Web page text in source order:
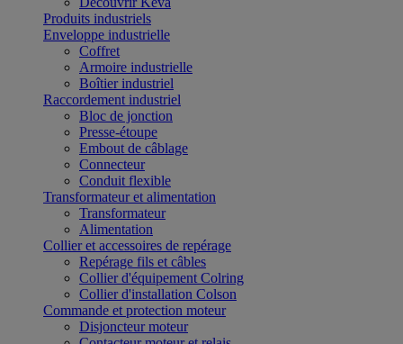
Produits industriels
Enveloppe industrielle
Coffret
Armoire industrielle
Boîtier industriel
Raccordement industriel
Bloc de jonction
Presse-étoupe
Embout de câblage
Connecteur
Conduit flexible
Transformateur et alimentation
Transformateur
Alimentation
Collier et accessoires de repérage
Repérage fils et câbles
Collier d'équipement Colring
Collier d'installation Colson
Commande et protection moteur
Disjoncteur moteur